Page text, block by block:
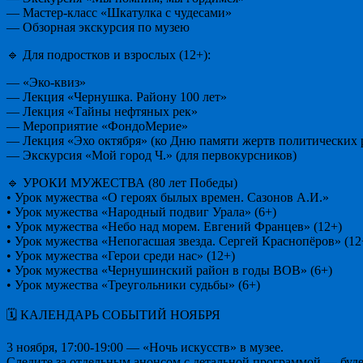
— Мастер-класс «Шкатулка с чудесами»
— Обзорная экскурсия по музею
🔹 Для подростков и взрослых (12+):
— «Эко-квиз»
— Лекция «Чернушка. Району 100 лет»
— Лекция «Тайны нефтяных рек»
— Мероприятие «ФондоМерие»
— Лекция «Эхо октября» (ко Дню памяти жертв политических
— Экскурсия «Мой город Ч.» (для первокурсников)
🔹 УРОКИ МУЖЕСТВА (80 лет Победы)
• Урок мужества «О героях былых времен. Сазонов А.И.»
• Урок мужества «Народный подвиг Урала» (6+)
• Урок мужества «Небо над морем. Евгений Францев» (12+)
• Урок мужества «Непогасшая звезда. Сергей Краснопёров»
• Урок мужества «Герои среди нас» (12+)
• Урок мужества «Чернушинский район в годы ВОВ» (6+)
• Урок мужества «Треугольники судьбы» (6+)
🗓 КАЛЕНДАРЬ СОБЫТИЙ НОЯБРЯ
3 ноября, 17:00-19:00 — «Ночь искусств» в музее.